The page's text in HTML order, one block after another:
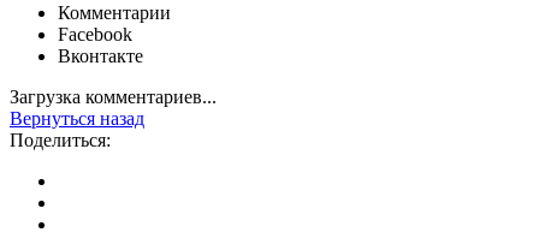
Комментарии
Facebook
Вконтакте
Загрузка комментариев...
Вернуться назад
Поделиться: